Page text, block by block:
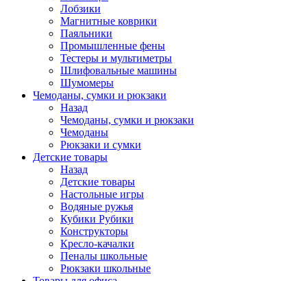
Лобзики
Магнитные коврики
Паяльники
Промышленные фены
Тестеры и мультиметры
Шлифовальные машины
Шумомеры
Чемоданы, сумки и рюкзаки
Назад
Чемоданы, сумки и рюкзаки
Чемоданы
Рюкзаки и сумки
Детские товары
Назад
Детские товары
Настольные игры
Водяные ружья
Кубики Рубики
Конструкторы
Кресло-качалки
Пеналы школьные
Рюкзаки школьные